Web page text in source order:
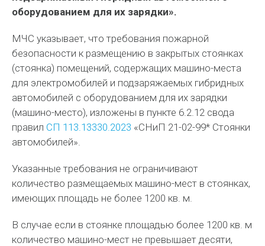
оборудованием для их зарядки».
МЧС указывает, что требования пожарной
безопасности к размещению в закрытых стоянках
(стоянка) помещений, содержащих машино-места
для электромобилей и подзаряжаемых гибридных
автомобилей с оборудованием для их зарядки
(машино-место), изложены в пункте 6.2.12 свода
правил СП 113.13330.2023 «СНиП 21-02-99* Стоянки
автомобилей».
Указанные требования не ограничивают
количество размещаемых машино-мест в стоянках,
имеющих площадь не более 1200 кв. м.
В случае если в стоянке площадью более 1200 кв. м
количество машино-мест не превышает десяти,